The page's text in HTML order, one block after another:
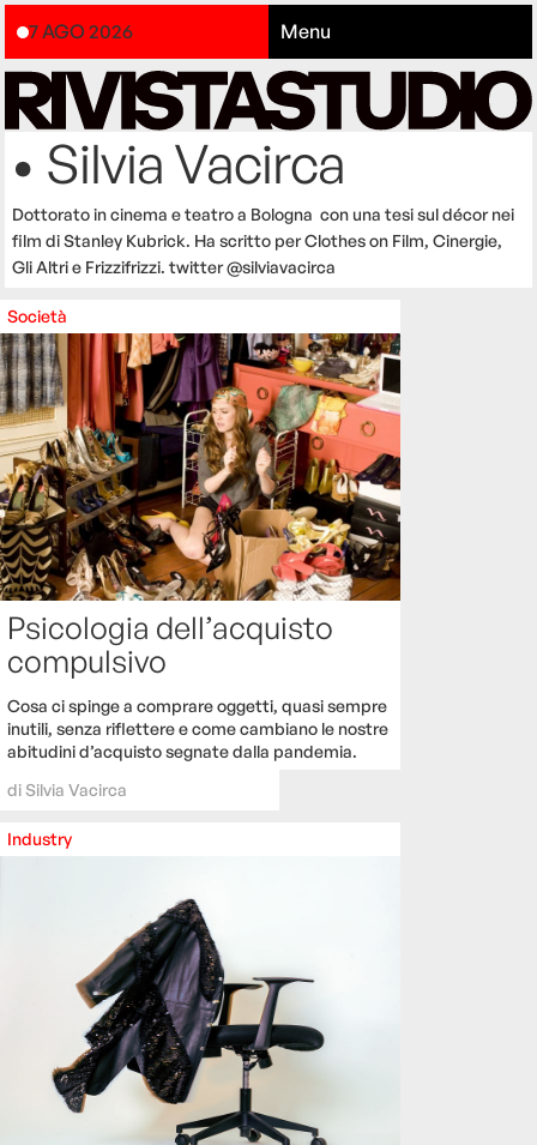
7 AGO 2026 Menu
• Silvia Vacirca
Dottorato in cinema e teatro a Bologna con una tesi sul décor nei
film di Stanley Kubrick. Ha scritto per Clothes on Film, Cinergie,
Gli Altri e Frizzifrizzi. twitter @silviavacirca
Società
Psicologia dell’acquisto
compulsivo
Cosa ci spinge a comprare oggetti, quasi sempre
inutili, senza riflettere e come cambiano le nostre
abitudini d’acquisto segnate dalla pandemia.
diSilvia Vacirca
Industry